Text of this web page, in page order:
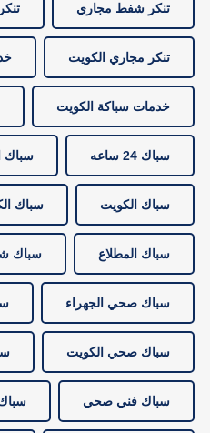
تنكر شفط مجاري
تنكر مجاري الكويت
خدمات سباكة الكويت
سباك 24 ساعه سباك
سباك الكويت سباك الكويت
سباك المطلاع سباك
سباك صحي الجهراء
سباك صحي الكويت
سباك فني صحي